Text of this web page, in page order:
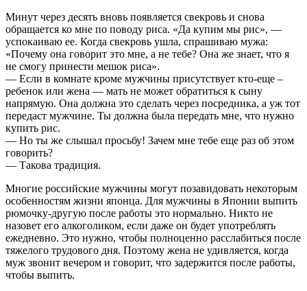
Минут через десять вновь появляется свекровь и снова
обращается ко мне по поводу риса. «Да купим мы рис», —
успокаиваю ее. Когда свекровь ушла, спрашиваю мужа:
«Почему она говорит это мне, а не тебе? Она же знает, что я
не смогу принести мешок риса».
— Если в комнате кроме мужчины присутствует кто-еще –
ребенок или жена — мать не может обратиться к сыну
напрямую. Она должна это сделать через посредника, а уж тот
передаст мужчине. Ты должна была передать мне, что нужно
купить рис.
— Но ты же слышал просьбу! Зачем мне тебе еще раз об этом
говорить?
— Такова традиция.
Многие российские мужчины могут позавидовать некоторым
особенностям жизни японца. Для мужчины в Японии выпить
рюмочку-другую после работы это нормально. Никто не
назовет его алкоголиком, если даже он будет употреблять
ежедневно. Это нужно, чтобы полноценно расслабиться после
тяжелого трудового дня. Поэтому жена не удивляется, когда
муж звонит вечером и говорит, что задержится после работы,
чтобы выпить.